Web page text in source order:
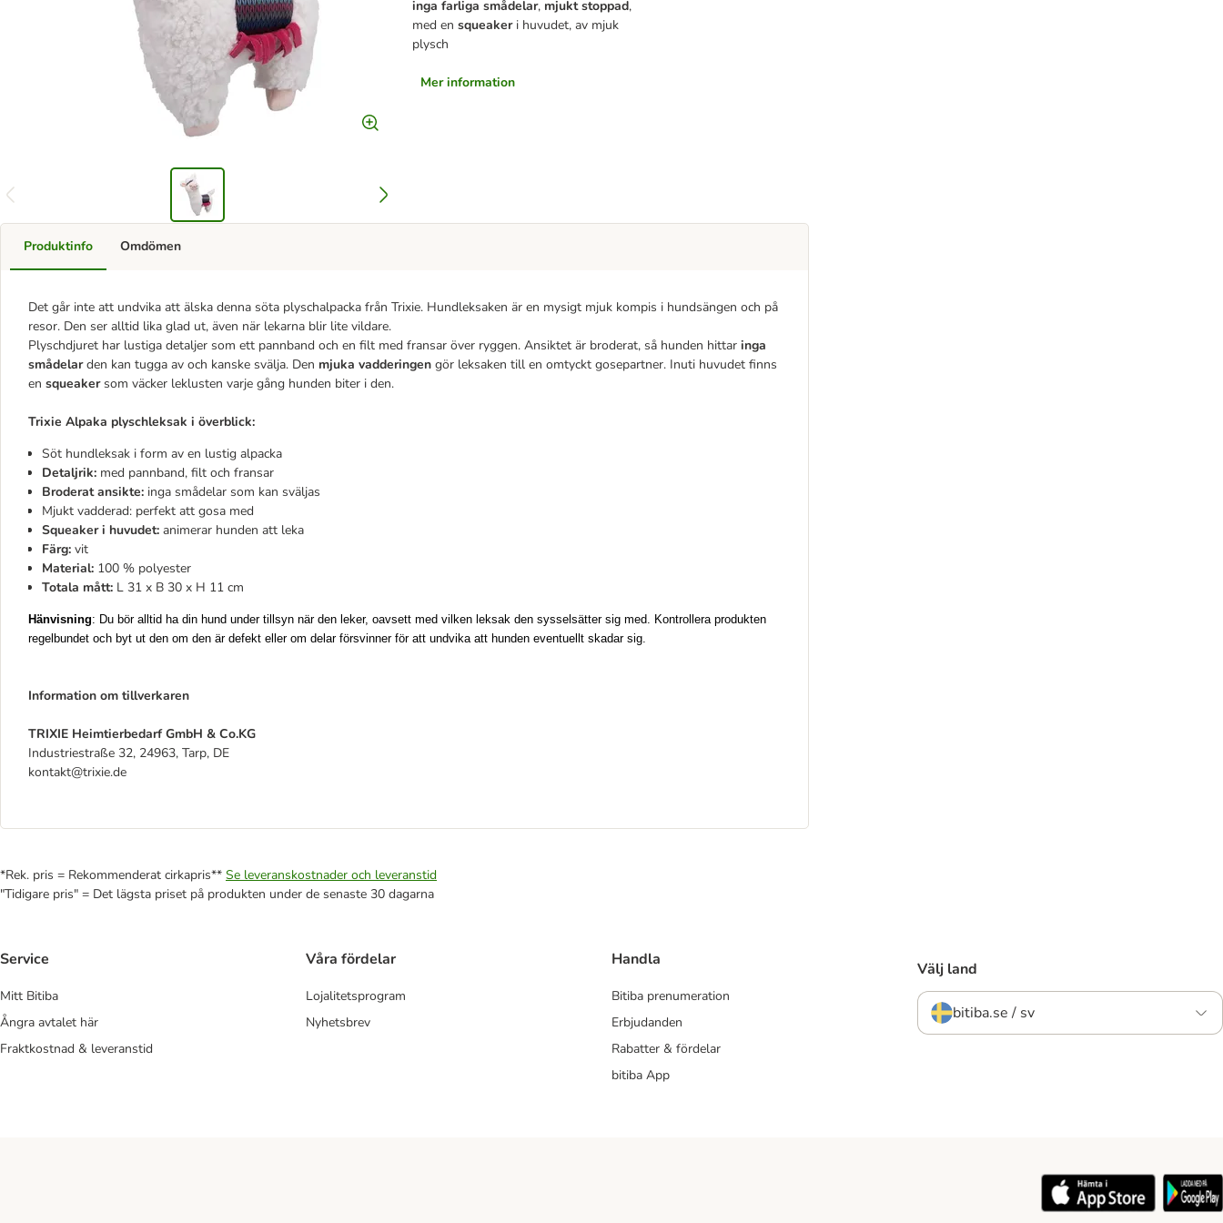
inga farliga smådelar, mjukt stoppad,
med en squeakeri huvudet, av mjuk
plysch
Mer information
Produktinfo
Det går inte att undvika att älska denna söta plyschalpacka från Trixie. Hundleksaken är en mysigt mjuk kompis i hundsängen och på
resor. Den ser alltid lika glad ut, även när lekarna blir lite vildare.
Plyschdjuret har lustiga detaljer som ett pannband och en filt med fransar över ryggen. Ansiktet är broderat, så hunden hittar inga
smådelarden kan tugga av och kanske svälja. Den mjuka vadderingen gör leksaken till en omtyckt gosepartner. Inuti huvudet finns
en squeakersom väcker leklusten varje gång hunden biter i den.
Trixie Alpaka plyschleksak i överblick:
Söt hundleksak i form av en lustig alpacka
Detaljrik: med pannband, filt och fransar
Broderat ansikte: inga smådelar som kan sväljas
Mjukt vadderad: perfekt att gosa med
Squeaker i huvudet: animerar hunden att leka
Färg: vit
Material: 100 % polyester
Totala mått: L 31 x B 30 x H 11 cm
Hänvisning: Du bör alltid ha din hund under tillsyn när den leker, oavsett med vilken leksak den sysselsätter sig med. Kontrollera produkten
regelbundet och byt ut den om den är defekt eller om delar försvinner för att undvika att hunden eventuellt skadar sig.
Information om tillverkaren
TRIXIE Heimtierbedarf GmbH & Co.KG
Industriestraße 32, 24963, Tarp, DE
kontakt@trixie.de
Omdömen
*Rek. pris = Rekommenderat cirkapris** Se leveranskostnader och leveranstid
"Tidigare pris" = Det lägsta priset på produkten under de senaste 30 dagarna
Service
Mitt Bitiba
Ångra avtalet här
Fraktkostnad & leveranstid
Våra fördelar
Lojalitetsprogram
Nyhetsbrev
Handla
Bitiba prenumeration
Erbjudanden
Rabatter & fördelar
bitiba App
Välj land
bitiba.se / sv